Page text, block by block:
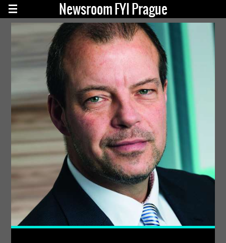
Newsroom FYI Prague